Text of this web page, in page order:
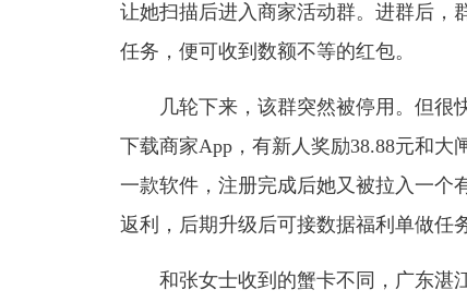
让她扫描后进入商家活动群。进群后，
任务，便可收到数额不等的红包。
几轮下来，该群突然被停用。但很
下载商家App，有新人奖励38.88元和
一款软件，注册完成后她又被拉入一个
返利，后期升级后可接数据福利单做任务
和张女士收到的蟹卡不同，广东湛